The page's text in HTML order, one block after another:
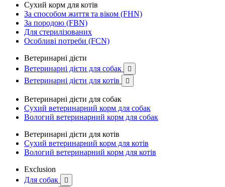
Сухий корм для котів
За способом життя та віком (FHN)
За породою (FBN)
Для стерилізованих
Особливі потреби (FCN)
Ветеринарні дієти
Ветеринарні дієти для собак

Ветеринарні дієти для котів 
Ветеринарні дієти для собак
Сухий ветеринарний корм для собак
Вологий ветеринарний корм для собак
Ветеринарні дієти для котів
Сухий ветеринарний корм для котів
Вологий ветеринарний корм для котів
Exclusion
Для собак
